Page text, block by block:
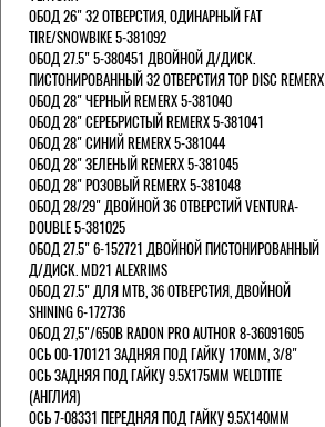
ОБОД 26" 32 ОТВЕРСТИЯ, ОДИНАРНЫЙ FAT
TIRE/SNOWBIKE 5-381092
ОБОД 27.5" 5-380451 ДВОЙНОЙ Д/ДИСК.
ПИСТОНИРОВАННЫЙ 32 ОТВЕРСТИЯ TOP DISC REMERX
ОБОД 28" ЧЕРНЫЙ REMERX 5-381040
ОБОД 28" СЕРЕБРИСТЫЙ REMERX 5-381041
ОБОД 28" СИНИЙ REMERX 5-381044
ОБОД 28" ЗЕЛЕНЫЙ REMERX 5-381045
ОБОД 28" РОЗОВЫЙ REMERX 5-381048
ОБОД 28/29" ДВОЙНОЙ 36 ОТВЕРСТИЙ VENTURA-
DOUBLE 5-381025
ОБОД 27.5" 6-152721 ДВОЙНОЙ ПИСТОНИРОВАННЫЙ
Д/ДИСК. MD21 ALEXRIMS
ОБОД 27.5" ДЛЯ MTB, 36 ОТВЕРСТИЯ, ДВОЙНОЙ
SHINING 6-172736
ОБОД 27,5"/650B RADON PRO AUTHOR 8-36091605
ОСЬ 00-170121 ЗАДНЯЯ ПОД ГАЙКУ 170MM, 3/8"
ОСЬ ЗАДНЯЯ ПОД ГАЙКУ 9.5Х175ММ WELDTITE
(АНГЛИЯ)
ОСЬ 7-08331 ПЕРЕДНЯЯ ПОД ГАЙКУ 9.5Х140ММ